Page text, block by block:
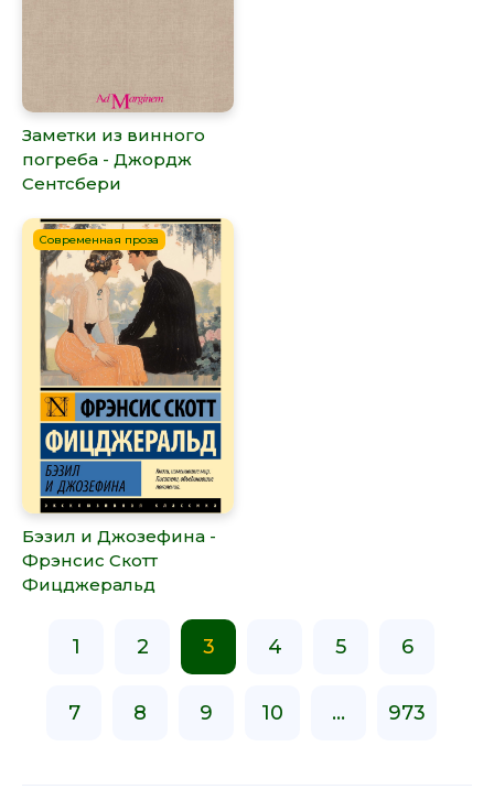
Заметки из винного
погреба - Джордж
Сентсбери
Современная проза
Бэзил и Джозефина -
Фрэнсис Скотт
Фицджеральд
1 2 3 4 5 6
7 8 9 10 ... 973